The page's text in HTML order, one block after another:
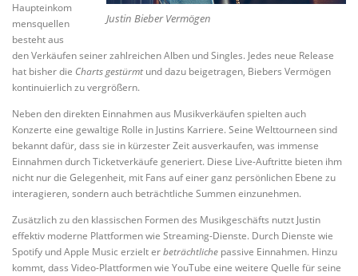
Justin Bieber Vermögen
Haupteinkom
mensquellen
besteht aus
den Verkäufen seiner zahlreichen Alben und Singles. Jedes neue Release
hat bisher die Charts gestürmt und dazu beigetragen, Biebers Vermögen
kontinuierlich zu vergrößern.
Neben den direkten Einnahmen aus Musikverkäufen spielten auch
Konzerte eine gewaltige Rolle in Justins Karriere. Seine Welttourneen sind
bekannt dafür, dass sie in kürzester Zeit ausverkaufen, was immense
Einnahmen durch Ticketverkäufe generiert. Diese Live-Auftritte bieten ihm
nicht nur die Gelegenheit, mit Fans auf einer ganz persönlichen Ebene zu
interagieren, sondern auch beträchtliche Summen einzunehmen.
Zusätzlich zu den klassischen Formen des Musikgeschäfts nutzt Justin
effektiv moderne Plattformen wie Streaming-Dienste. Durch Dienste wie
Spotify und Apple Music erzielt erbeträchtliche passive Einnahmen. Hinzu
kommt, dass Video-Plattformen wie YouTube eine weitere Quelle für seine